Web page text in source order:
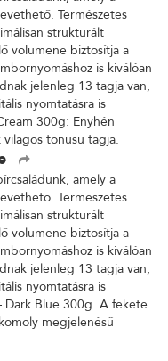
Természetes
strukturált
volumene biztosítja a
is kiválóan
jelenleg 13 tagja van,
nyomtatásra is
300g: Enyhén
tónusú tagja.
amely a
Természetes
strukturált
volumene biztosítja a
is kiválóan
jelenleg 13 tagja van,
nyomtatásra is
Dark Blue 300g. A fekete
megjelenésű